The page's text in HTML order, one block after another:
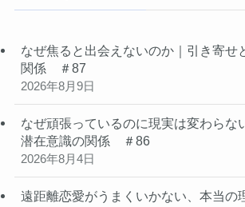
なぜ焦ると出会えないのか｜引き寄せ
関係 ＃87
2026年8月9日
なぜ頑張っているのに現実は変わらな
潜在意識の関係 ＃86
2026年8月4日
遠距離恋愛がうまくいかない、本当の